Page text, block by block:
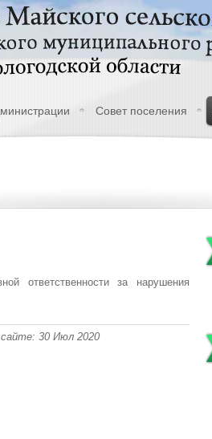
Совет поселения
ответственности за нарушения
30 Июл 2020